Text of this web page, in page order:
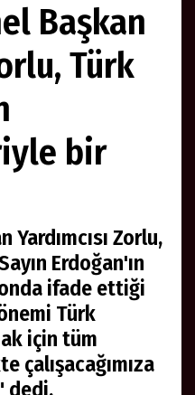
Başkan
Türk
bir
Yardımcısı Zorlu,
Erdoğan'ın
ifade ettiği
Türk
için tüm
çalışacağımıza
dedi.